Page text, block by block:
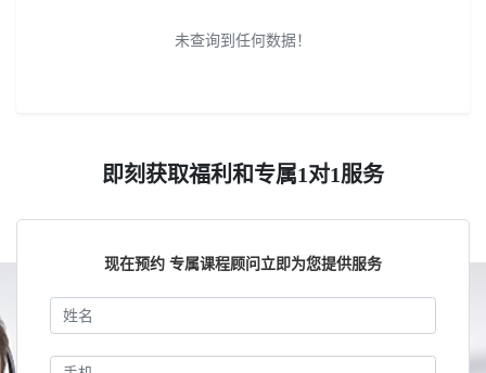
未查询到任何数据！
即刻获取福利和专属1对1服务
现在预约 专属课程顾问立即为您提供服务